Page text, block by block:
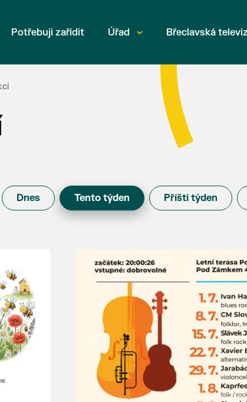
Potřebuji zařídit Úřad Břeclavská
Dnes Tento týden Příští týden